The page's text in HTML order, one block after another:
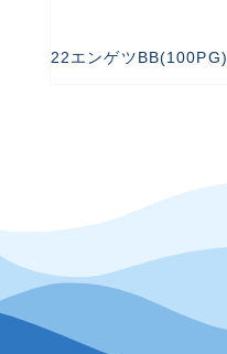
22エンゲツBB(100PG)